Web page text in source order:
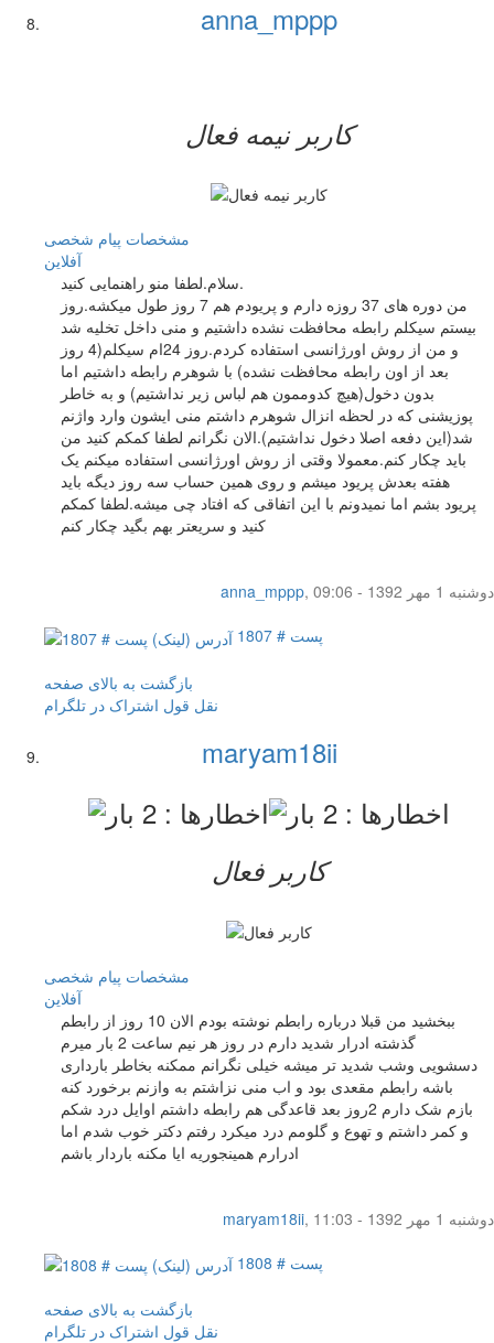
anna_mppp
کاربر نيمه فعال
مشخصات پیام شخصی
آفلاين
سلام.لطفا منو راهنمایی کنید.
من دوره های 37 روزه دارم و پریودم هم 7 روز طول میکشه.روز
بیستم سیکلم رابطه محافظت نشده داشتیم و منی داخل تخلیه شد
و من از روش اورژانسی استفاده کردم.روز 24ام سیکلم(4 روز
بعد از اون رابطه محافظت نشده) با شوهرم رابطه داشتیم اما
بدون دخول(هیچ کدوممون هم لباس زیر نداشتیم) و به خاطر
پوزیشنی که در لحظه انزال شوهرم داشتم منی ایشون وارد واژنم
شد(این دفعه اصلا دخول نداشتیم).الان نگرانم لطفا کمکم کنید من
باید چکار کنم.معمولا وقتی از روش اورژانسی استفاده میکنم یک
هفته بعدش پریود میشم و روی همین حساب سه روز دیگه باید
پریود بشم اما نمیدونم با این اتفاقی که افتاد چی میشه.لطفا کمکم
کنید و سریعتر بهم بگید چکار کنم
anna_mppp,
دوشنبه 1 مهر 1392 - 09:06
پست # 1807
بازگشت به بالای صفحه
نقل قول اشتراک در تلگرام
maryam18ii
کاربر فعال
مشخصات پیام شخصی
آفلاين
ببخشید من قبلا درباره رابطم نوشته بودم الان 10 روز از رابطم
گذشته ادرار شدید دارم در روز هر نیم ساعت 2 بار میرم
دسشویی وشب شدید تر میشه خیلی نگرانم ممکنه بخاطر بارداری
باشه رابطم مقعدی بود و اب منی نزاشتم به وازنم برخورد کنه
بازم شک دارم 2روز بعد قاعدگی هم رابطه داشتم اوایل درد شکم
و کمر داشتم و تهوع و گلومم درد میکرد رفتم دکتر خوب شدم اما
ادرارم همینجوریه ایا مکنه باردار باشم
maryam18ii,
دوشنبه 1 مهر 1392 - 11:03
پست # 1808
بازگشت به بالای صفحه
نقل قول اشتراک در تلگرام